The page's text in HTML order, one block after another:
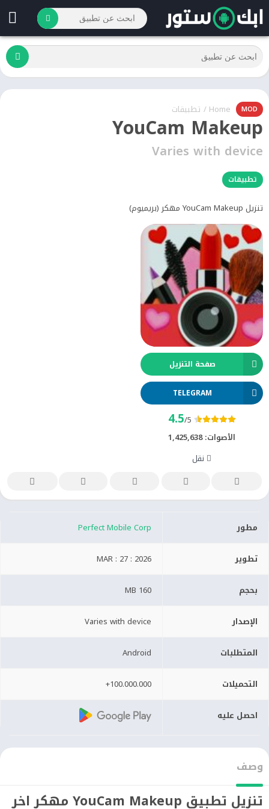
MOD
Home
/ تطبيقات
YouCam Makeup
Varies with device
تطبيقات
تنزيل YouCam Makeup مهكر (بريميوم)
صفحة التنزيل
TELEGRAM
4.5/5
الأصوات:1,425,638
نقل
مطور Perfect Mobile Corp
تطوير MAR : 27 : 2026
بحجم 160 MB
الإصدار Varies with device
المتطلبات Android
التحميلات 100.000.000+
احصل عليه
وصف
تنزيل تطبيق YouCam Makeup مهكر اخر